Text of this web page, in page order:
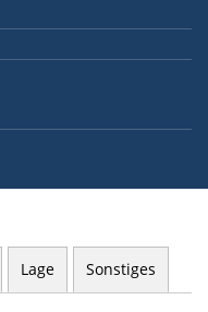
Lage Sonstiges